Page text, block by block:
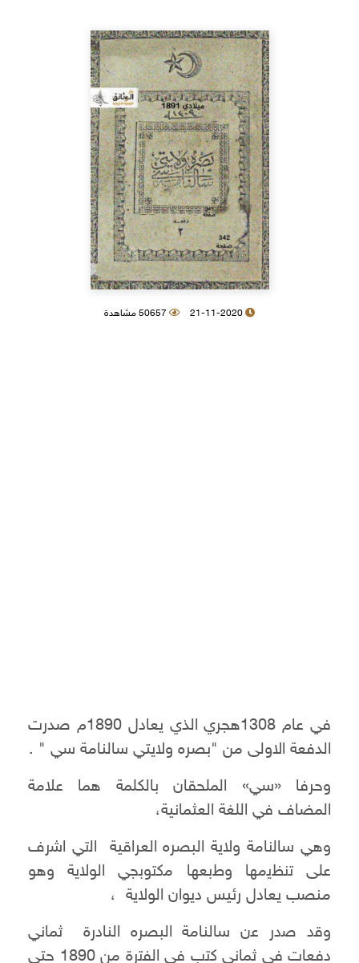
21-11-2020 50657 مشاهدة
في عام 1308هجري الذي يعادل 1890م صدرت
الدفعة الاولى من "بصره ولايتي سالنامة سي " .
وحرفا «سي» الملحقان بالكلمة هما علامة
المضاف في اللغة العثمانية،
وهي ﺳﺎﻟﻧﺎﻣﺔ ﻭﻻﻳﺔ البصره العراقية ﺍﻟﺗﻲ ﺍﺷﺭﻑ
ﻋﻠﻰ ﺗﻧﻅﻳﻣﻬﺎ ﻭﻁﺑﻌﻬﺎ ﻣﻛﺗﻭﺑﺟﻲ الولاية وهو
منصب يعادل رئيس ديوان الولاية ،
ﻭﻗﺩ ﺻﺩﺭ ﻋن سالنامة البصره النادرة ثماني
دفعات في ثماني ﻛﺗب ﻓﻲ ﺍﻟﻔﺗﺭﺓ من 1890 حتى